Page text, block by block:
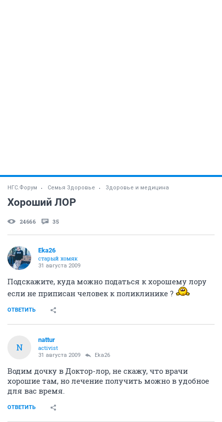
НГС.Форум Семья Здоровье Здоровье и медицина
Хороший ЛОР
24666 35
Eka26
старый хомяк
31 августа 2009
Подскажите, куда можно податься к хорошему лору
если не приписан человек к поликлинике ?
ОТВЕТИТЬ
N
nattur
activist
31 августа 2009 Eka26
Водим дочку в Доктор-лор, не скажу, что врачи
хорошие там, но лечение получить можно в удобное
для вас время.
ОТВЕТИТЬ